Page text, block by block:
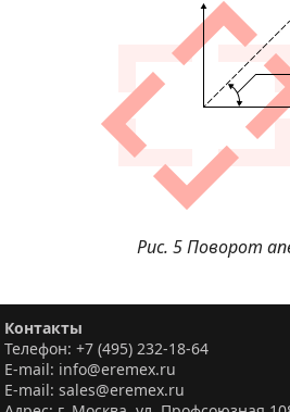
Рис. 5 Поворот
Контакты
Телефон: +7 (495) 232-18-64
E-mail: info@eremex.ru
E-mail: sales@eremex.ru